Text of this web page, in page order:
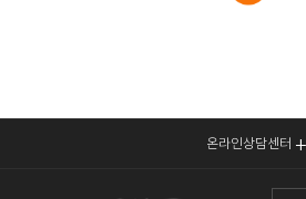
온라인상담센터